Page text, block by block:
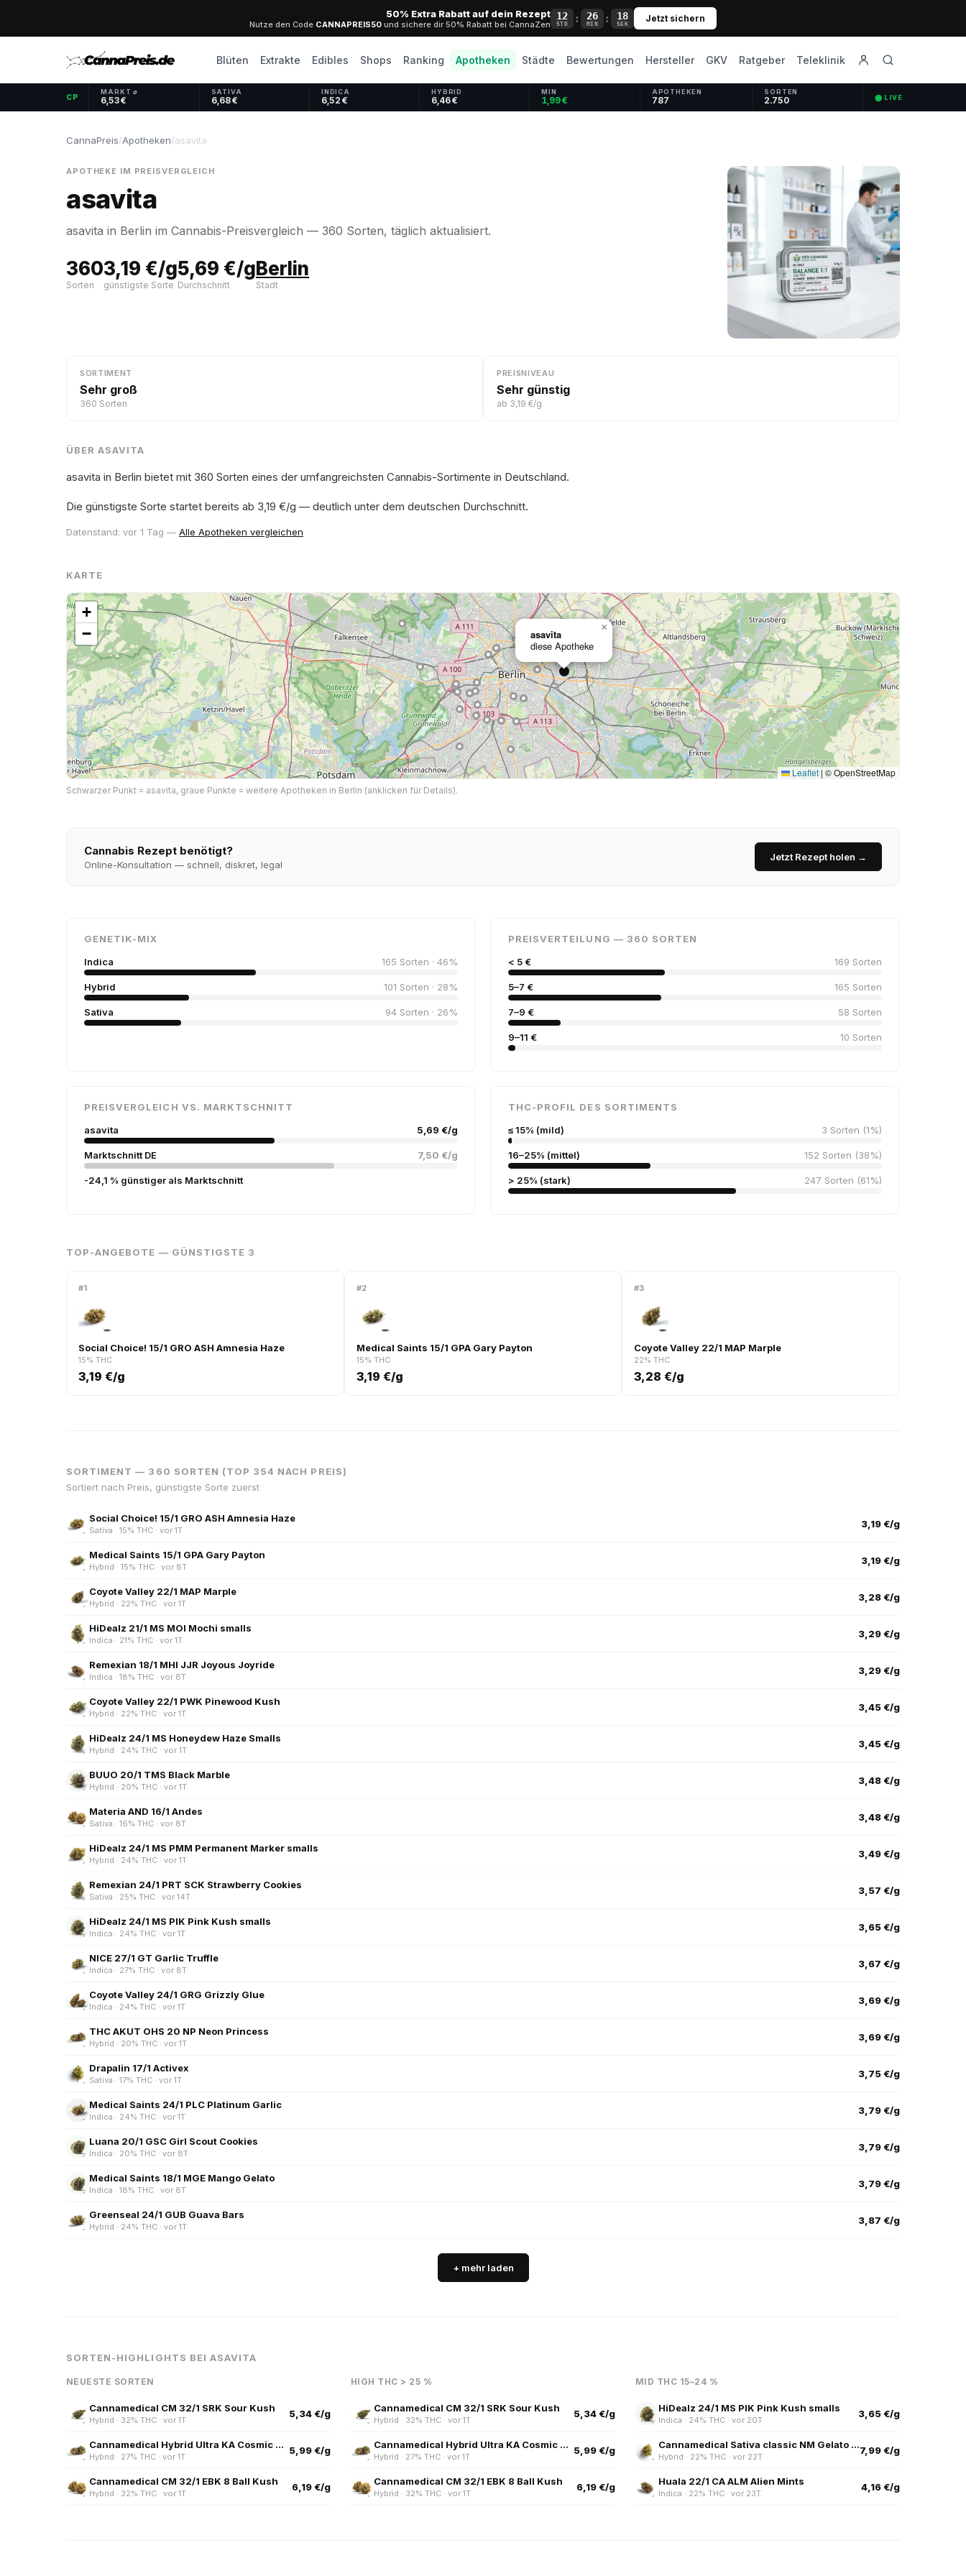
50% Extra Rabatt auf dein Rezept
Nutze den Code CANNAPREIS50 und sichere dir 50% Rabatt bei CannaZen
12
STD : 26
MIN : 17
SEK Jetzt sichern
Blüten Extrakte Edibles Shops Ranking Apotheken Städte Bewertungen Hersteller GKV Ratgeber Teleklinik
CP
MARKT ⌀
6,53 €
SATIVA
6,68 €
INDICA
6,52 €
HYBRID
6,46 €
MIN
1,99 €
APOTHEKEN
787
SORTEN
2.750 ⬤ LIVE
CannaPreis/Apotheken/asavita
APOTHEKE IM PREISVERGLEICH
asavita
asavita in Berlin im Cannabis-Preisvergleich — 360 Sorten, täglich aktualisiert.
360
Sorten
3,19 €/g
günstigste Sorte
5,69 €/g
Durchschnitt
Berlin
Stadt
SORTIMENT
Sehr groß
360 Sorten
PREISNIVEAU
Sehr günstig
ab 3,19 €/g
ÜBER ASAVITA
asavita in Berlin bietet mit 360 Sorten eines der umfangreichsten Cannabis-Sortimente in Deutschland.
Die günstigste Sorte startet bereits ab 3,19 €/g — deutlich unter dem deutschen Durchschnitt.
Datenstand: vor 1 Tag — Alle Apotheken vergleichen
KARTE
asavita
diese Apotheke
×
+
−
Leaflet | © OpenStreetMap
Schwarzer Punkt = asavita, graue Punkte = weitere Apotheken in Berlin (anklicken für Details).
Cannabis Rezept benötigt?
Online-Konsultation — schnell, diskret, legal
Jetzt Rezept holen →
GENETIK-MIX
Indica
165 Sorten · 46%
Hybrid 101 Sorten · 28%
Sativa 94 Sorten · 26%
PREISVERTEILUNG — 360 SORTEN
< 5 €
169 Sorten
5–7 € 165 Sorten
7–9 € 58 Sorten
9–11 € 10 Sorten
PREISVERGLEICH VS. MARKTSCHNITT
asavita
5,69 €/g
Marktschnitt DE 7,50 €/g
-24,1 % günstiger als Marktschnitt
THC-PROFIL DES SORTIMENTS
≤ 15% (mild)
3 Sorten (1%)
16–25% (mittel) 152 Sorten (38%)
> 25% (stark) 247 Sorten (61%)
TOP-ANGEBOTE — GÜNSTIGSTE 3
#1
Social Choice! 15/1 GRO ASH Amnesia Haze
15% THC
3,19 €/g
#2
Medical Saints 15/1 GPA Gary Payton
15% THC
3,19 €/g
#3
Coyote Valley 22/1 MAP Marple
22% THC
3,28 €/g
SORTIMENT — 360 SORTEN (TOP 354 NACH PREIS)
Sortiert nach Preis, günstigste Sorte zuerst
Social Choice! 15/1 GRO ASH Amnesia Haze
Sativa · 15% THC · vor 1T
3,19 €/g
Medical Saints 15/1 GPA Gary Payton
Hybrid · 15% THC · vor 8T
3,19 €/g
Coyote Valley 22/1 MAP Marple
Hybrid · 22% THC · vor 1T
3,28 €/g
HiDealz 21/1 MS MOI Mochi smalls
Indica · 21% THC · vor 1T
3,29 €/g
Remexian 18/1 MHI JJR Joyous Joyride
Indica · 18% THC · vor 8T
3,29 €/g
Coyote Valley 22/1 PWK Pinewood Kush
Hybrid · 22% THC · vor 1T
3,45 €/g
HiDealz 24/1 MS Honeydew Haze Smalls
Hybrid · 24% THC · vor 1T
3,45 €/g
BUUO 20/1 TMS Black Marble
Hybrid · 20% THC · vor 1T
3,48 €/g
Materia AND 16/1 Andes
Sativa · 16% THC · vor 8T
3,48 €/g
HiDealz 24/1 MS PMM Permanent Marker smalls
Hybrid · 24% THC · vor 1T
3,49 €/g
Remexian 24/1 PRT SCK Strawberry Cookies
Sativa · 25% THC · vor 14T
3,57 €/g
HiDealz 24/1 MS PIK Pink Kush smalls
Indica · 24% THC · vor 1T
3,65 €/g
NICE 27/1 GT Garlic Truffle
Indica · 27% THC · vor 8T
3,67 €/g
Coyote Valley 24/1 GRG Grizzly Glue
Indica · 24% THC · vor 1T
3,69 €/g
THC AKUT OHS 20 NP Neon Princess
Hybrid · 20% THC · vor 1T
3,69 €/g
Drapalin 17/1 Activex
Sativa · 17% THC · vor 1T
3,75 €/g
Medical Saints 24/1 PLC Platinum Garlic
Indica · 24% THC · vor 1T
3,79 €/g
Luana 20/1 GSC Girl Scout Cookies
Indica · 20% THC · vor 8T
3,79 €/g
Medical Saints 18/1 MGE Mango Gelato
Indica · 18% THC · vor 8T
3,79 €/g
Greenseal 24/1 GUB Guava Bars
Hybrid · 24% THC · vor 1T
3,87 €/g
+ mehr laden
SORTEN-HIGHLIGHTS BEI ASAVITA
NEUESTE SORTEN
Cannamedical CM 32/1 SRK Sour Kush
Hybrid · 32% THC · vor 1T
5,34 €/g
Cannamedical Hybrid Ultra KA Cosmic Mac
Hybrid · 27% THC · vor 1T
5,99 €/g
Cannamedical CM 32/1 EBK 8 Ball Kush
Hybrid · 32% THC · vor 1T
6,19 €/g
HIGH THC > 25 %
Cannamedical CM 32/1 SRK Sour Kush
Hybrid · 32% THC · vor 1T
5,34 €/g
Cannamedical Hybrid Ultra KA Cosmic Mac
Hybrid · 27% THC · vor 1T
5,99 €/g
Cannamedical CM 32/1 EBK 8 Ball Kush
Hybrid · 32% THC · vor 1T
6,19 €/g
MID THC 15–24 %
HiDealz 24/1 MS PIK Pink Kush smalls
Indica · 24% THC · vor 20T
3,65 €/g
Cannamedical Sativa classic NM Gelato Dream
Hybrid · 22% THC · vor 22T
7,99 €/g
Huala 22/1 CA ALM Alien Mints
Indica · 22% THC · vor 23T
4,16 €/g